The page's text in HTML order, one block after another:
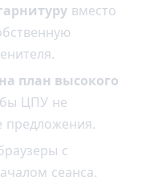
вместо
план высокого
ЦПУ не
предложения.
с
сеанса.